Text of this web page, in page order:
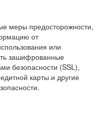
меры предосторожности,
от
или
зашифрованные
безопасности (SSL),
карты и другие